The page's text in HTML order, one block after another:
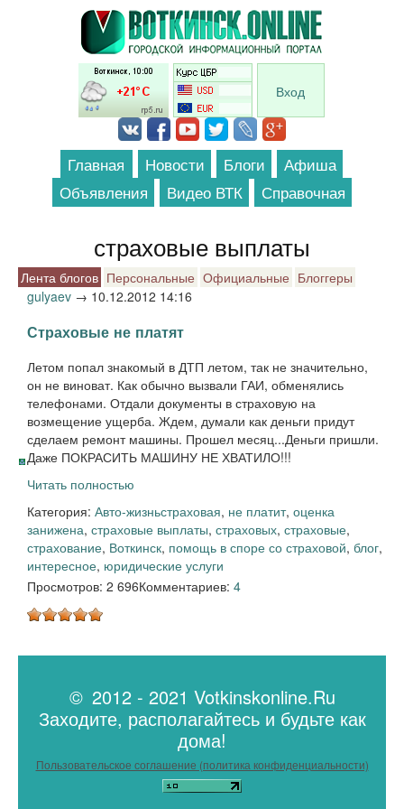
Перейти к основному содержанию
Вход
Главная Новости Блоги
Афиша
Объявления
Видео ВТК Справочная
страховые выплаты
Лента блогов Персональные Официальные Блоггеры
gulyaev → 10.12.2012 14:16
Страховые не платят
Летом попал знакомый в ДТП летом, так не значительно,
он не виноват. Как обычно вызвали ГАИ, обменялись
телефонами. Отдали документы в страховую на
возмещение ущерба. Ждем, думали как деньги придут
сделаем ремонт машины. Прошел месяц...Деньги пришли.
Даже ПОКРАСИТЬ МАШИНУ НЕ ХВАТИЛО!!!
Читать полностью
Категория: Авто-жизньстраховая, не платит, оценка
занижена, страховые выплаты, страховых, страховые,
страхование, Воткинск, помощь в споре со страховой, блог,
интересное, юридические услуги
Просмотров: 2 696Комментариев: 4
© 2012 - 2021 Votkinskonline.Ru
Заходите, располагайтесь и будьте как
дома!
Пользовательское соглашение (политика конфиденциальности)